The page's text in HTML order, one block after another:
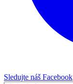
Sledujte náš Facebook